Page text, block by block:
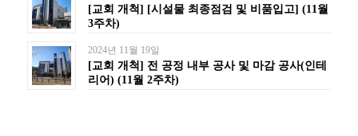
[교회 개척] [시설물 최종점검 및 비품입고] (11월
3주차)
2024년 11월 19일
[교회 개척] 전 공정 내부 공사 및 마감 공사(인테
리어) (11월 2주차)